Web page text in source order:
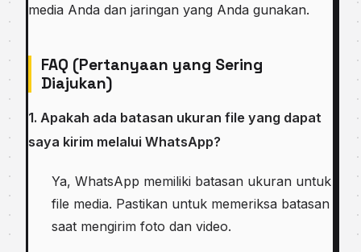
media Anda dan jaringan yang Anda gunakan.
FAQ (Pertanyaan yang Sering
Diajukan)
1. Apakah ada batasan ukuran file yang dapat
saya kirim melalui WhatsApp?
Ya, WhatsApp memiliki batasan ukuran untuk
file media. Pastikan untuk memeriksa batasan
saat mengirim foto dan video.